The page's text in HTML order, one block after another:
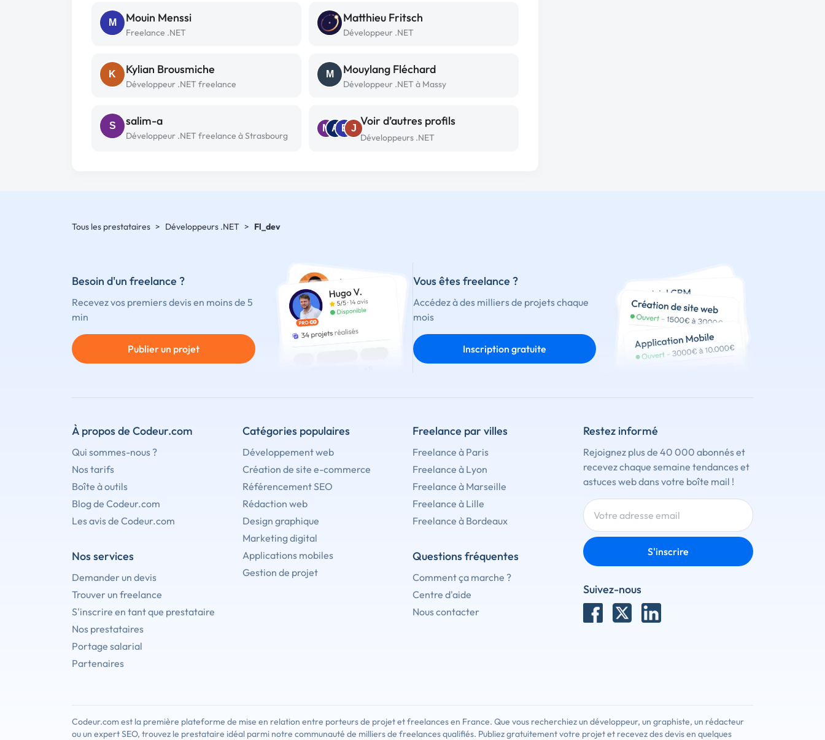
M Mouin Menssi
Freelance .NET
Matthieu Fritsch
Développeur .NET
K Kylian Brousmiche
Développeur .NET freelance
M Mouylang Fléchard
Développeur .NET à Massy
S salim-a
Développeur .NET freelance à Strasbourg
M A E J
Voir d’autres profils
Développeurs .NET
Tous les prestataires > Développeurs .NET > Fl_dev
Besoin d'un freelance ?
Recevez vos premiers devis en moins de 5
min
Publier un projet
Vous êtes freelance ?
Accédez à des milliers de projets chaque
mois
Inscription gratuite
À propos de Codeur.com
Qui sommes-nous ?
Nos tarifs
Boîte à outils
Blog de Codeur.com
Les avis de Codeur.com
Nos services
Demander un devis
Trouver un freelance
S'inscrire en tant que prestataire
Nos prestataires
Portage salarial
Partenaires
Catégories populaires
Développement web
Création de site e-commerce
Référencement SEO
Rédaction web
Design graphique
Marketing digital
Applications mobiles
Gestion de projet
Freelance par villes
Freelance à Paris
Freelance à Lyon
Freelance à Marseille
Freelance à Lille
Freelance à Bordeaux
Questions fréquentes
Comment ça marche ?
Centre d'aide
Nous contacter
Restez informé
Rejoignez plus de 40 000 abonnés et
recevez chaque semaine tendances et
astuces web dans votre boîte mail !
S'inscrire
Suivez-nous
Codeur.com est la première plateforme de mise en relation entre porteurs de projet et freelances en France. Que vous recherchiez un développeur, un graphiste, un rédacteur
ou un expert SEO, trouvez le prestataire idéal parmi notre communauté de milliers de freelances qualifiés. Publiez gratuitement votre projet et recevez des devis en quelques